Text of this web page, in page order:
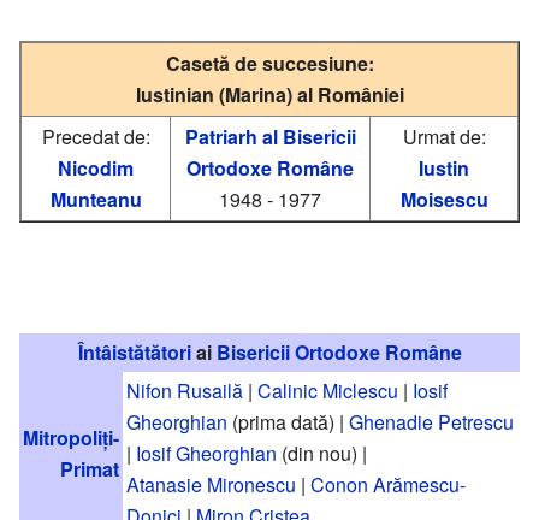
Casetă de succesiune:
Iustinian (Marina) al României
Precedat de:
Nicodim
Munteanu
Patriarh al Bisericii
Ortodoxe Române
1948 - 1977
Urmat de:
Iustin
Moisescu
Întâistătătoriai Bisericii Ortodoxe Române
Mitropoliți-
Primat
Nifon Rusailă | Calinic Miclescu | Iosif
Gheorghian (prima dată) | Ghenadie Petrescu
| Iosif Gheorghian (din nou) |
Atanasie Mironescu | Conon Arămescu-